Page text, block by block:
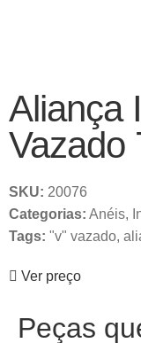
Aliança
Vazado
SKU: 20076
Categorias: Anéis,
Tags: "v" vazado,
Ver preço
Peças